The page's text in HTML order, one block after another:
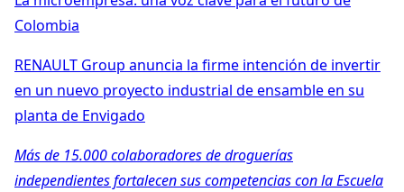
Colombia
RENAULT Group anuncia la firme intención de invertir
en un nuevo proyecto industrial de ensamble en su
planta de Envigado
Más de 15.000 colaboradores de droguerías
independientes fortalecen sus competencias con la Escuela